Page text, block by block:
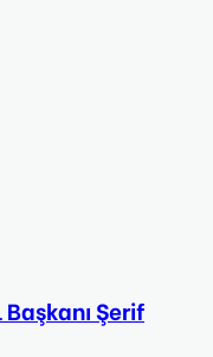
Şerif